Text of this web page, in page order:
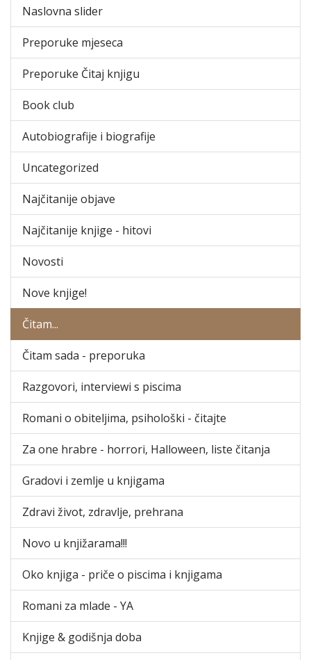
Naslovna slider
Preporuke mjeseca
Preporuke Čitaj knjigu
Book club
Autobiografije i biografije
Uncategorized
Najčitanije objave
Najčitanije knjige - hitovi
Novosti
Nove knjige!
Čitam...
Čitam sada - preporuka
Razgovori, interviewi s piscima
Romani o obiteljima, psihološki - čitajte
Za one hrabre - horrori, Halloween, liste čitanja
Gradovi i zemlje u knjigama
Zdravi život, zdravlje, prehrana
Novo u knjižarama!!!
Oko knjiga - priče o piscima i knjigama
Romani za mlade - YA
Knjige & godišnja doba